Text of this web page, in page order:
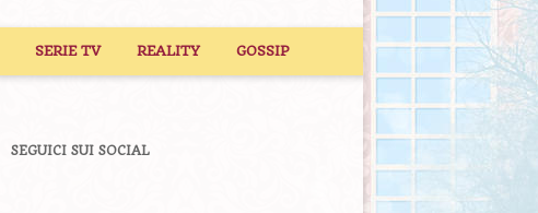
SERIE TV REALITY GOSSIP
SEGUICI SUI SOCIAL